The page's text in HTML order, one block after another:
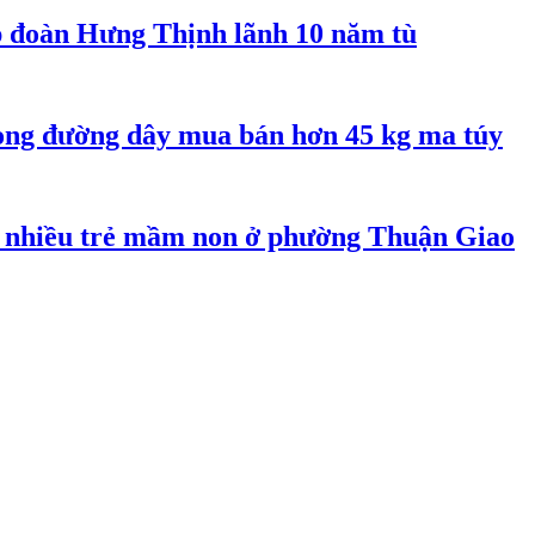
Hưng Thịnh lãnh 10 năm tù
đường dây mua bán hơn 45 kg ma túy
trẻ mầm non ở phường Thuận Giao